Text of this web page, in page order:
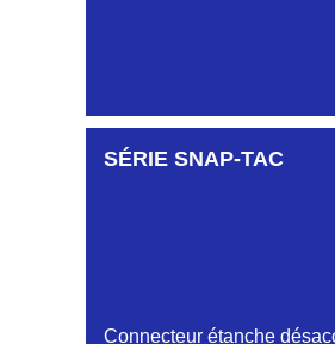
SÉRIE SNAP-TAC
Connecteur étanche